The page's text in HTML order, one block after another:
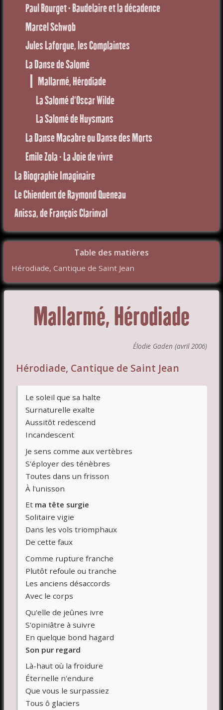
Paul Bourget - Baudelaire et la décadence
Marcel Schwob
Jules Laforgue, les Complaintes
La Danse de Salomé
Mallarmé, Hérodiade
La Salomé d'Oscar Wilde
La Salomé de Huysmans
La Danse Macabre ou Danse des Morts
Emile Zola - La Joie de vivre
La Biographie Imaginaire
Le Chiendent de Raymond Queneau
Anissa, de François Clarinval
Table des matières
Hérodiade, Cantique de Saint Jean
Mallarmé, Hérodiade
Élodie Gaden (avril 2006)
Hérodiade, Cantique de Saint Jean
Le soleil que sa halte
Surnaturelle exalte
Aussitôt redescend
Incandescent
Je sens comme aux vertèbres
S'éployer des ténèbres
Toutes dans un frisson
À l'unisson
Et ma tête surgie
Solitaire vigie
Dans les vols triomphaux
De cette faux
Comme rupture franche
Plutôt refoule ou tranche
Les anciens désaccords
Avec le corps
Qu'elle de jeûnes ivre
S'opiniâtre à suivre
En quelque bond hagard
Son pur regard
Là-haut où la froidure
Éternelle n'endure
Que vous le surpassiez
Tous ô glaciers